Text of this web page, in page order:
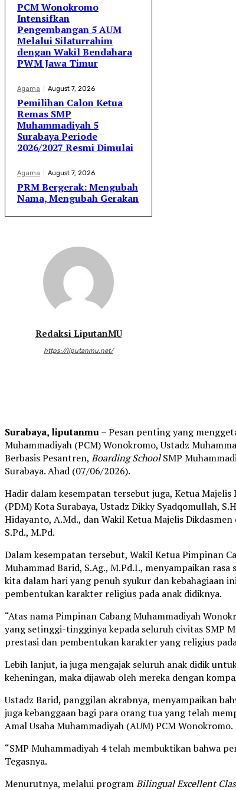
PCM Wonokromo
Intensifkan
Pengembangan 5 AUM
Melalui Silaturrahim
dengan Wakil Bendahara
PWM Jawa Timur
Agama August 7, 2026
Pemilihan Calon Ketua
Remas SMP
Muhammadiyah 5
Surabaya Periode
2026/2027 Resmi Dimulai
Agama August 7, 2026
PRM Bergerak: Mengubah
Nama, Mengubah Gerakan
Redaksi LiputanMU
https://liputanmu.net/
Surabaya, liputanmu– Pesan penting yang
Muhammadiyah (PCM) Wonokromo, Ustadz
Berbasis Pesantren, Boarding SchoolSMP
Surabaya. Ahad (07/06/2026).
Hadir dalam kesempatan tersebut juga, Ketua
(PDM) Kota Surabaya, Ustadz Dikky Syadqomullah,
Hidayanto, A.Md., dan Wakil Ketua Majelis
S.Pd., M.Pd.
Dalam kesempatan tersebut, Wakil Ketua Pimpinan
Muhammad Barid, S.Ag., M.Pd.I., menyampaikan
kita dalam hari yang penuh syukur dan kebahagiaan
pembentukan karakter religius pada anak didiknya.
“Atas nama Pimpinan Cabang Muhammadiyah
yang setinggi-tingginya kepada seluruh civitas SMP
prestasi dan pembentukan karakter yang religius
Lebih lanjut, ia juga mengajak seluruh anak didik
keheningan, maka dijawab oleh mereka dengan
Ustadz Barid, panggilan akrabnya, menyampaikan
juga kebanggaan bagi para orang tua yang telah
Amal Usaha Muhammadiyah (AUM) PCM Wonokromo.
“SMP Muhammadiyah 4 telah membuktikan bahwa
Tegasnya.
Menurutnya, melalui programBilingual Excellent